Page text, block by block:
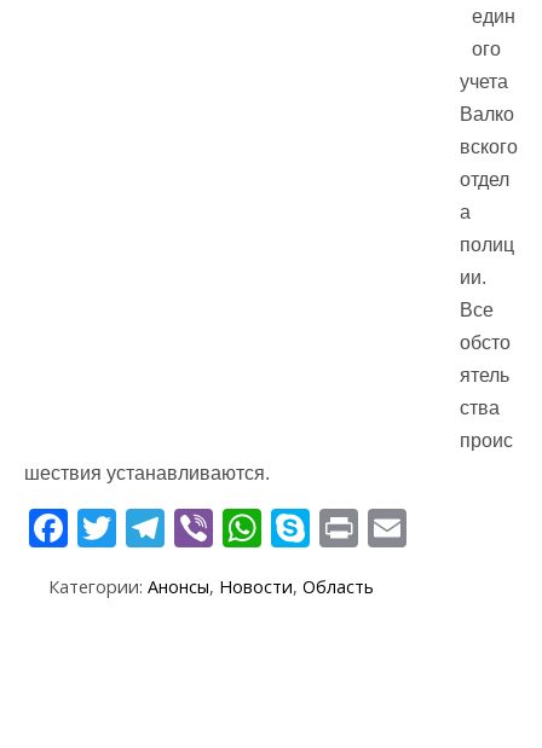
един
ого
учета
Валко
вского
отдел
а
полиц
ии.
Все
обсто
ятель
ства
проис
шествия устанавливаются.
F
e
T
itt
T
e
Vi
er
W
at
S
k
y
Pr
t
Категории: Анонсы, Новости, Область